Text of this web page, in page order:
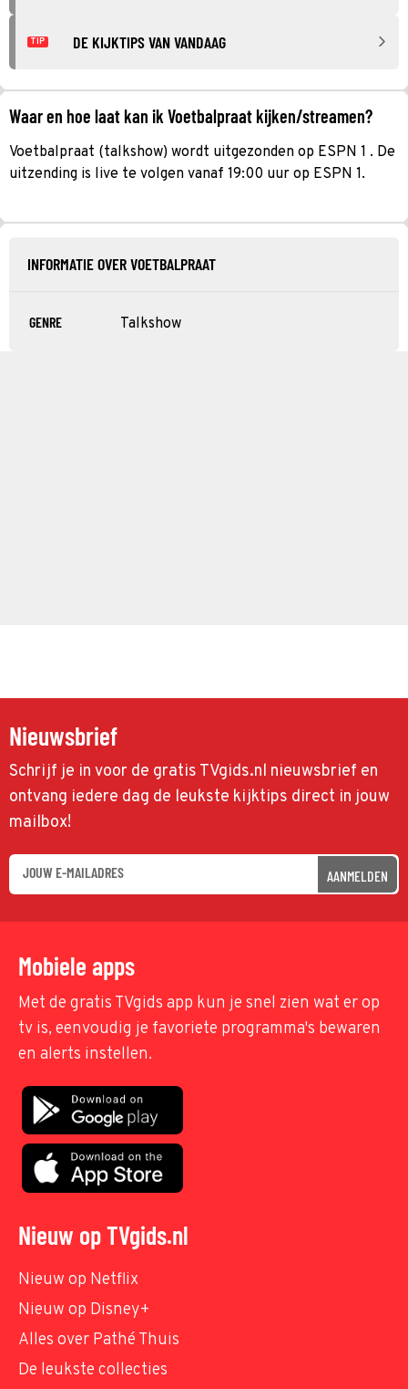
TIP DE KIJKTIPS VAN VANDAAG
Waar en hoe laat kan ik Voetbalpraat kijken/streamen?
Voetbalpraat (talkshow) wordt uitgezonden op ESPN 1 . De
uitzending is live te volgen vanaf 19:00 uur op ESPN 1.
INFORMATIE OVER VOETBALPRAAT
GENRE Talkshow
Nieuwsbrief
Schrijf je in voor de gratis TVgids.nl nieuwsbrief en
ontvang iedere dag de leukste kijktips direct in jouw
mailbox!
AANMELDEN
Mobiele apps
Met de gratis TVgids app kun je snel zien wat er op
tv is, eenvoudig je favoriete programma's bewaren
en alerts instellen.
Nieuw op TVgids.nl
Nieuw op Netflix
Nieuw op Disney+
Alles over Pathé Thuis
De leukste collecties